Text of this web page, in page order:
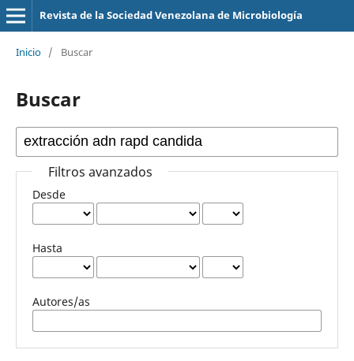
Revista de la Sociedad Venezolana de Microbiología
Inicio / Buscar
Buscar
Filtros avanzados
Desde
Hasta
Autores/as